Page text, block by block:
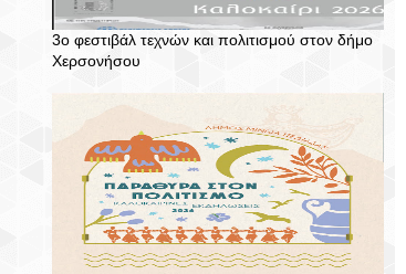
3ο φεστιβάλ τεχνών και πολιτισμού στον δήμο
Χερσονήσου